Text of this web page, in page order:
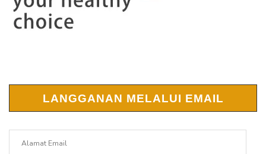
LANGGANAN MELALUI EMAIL